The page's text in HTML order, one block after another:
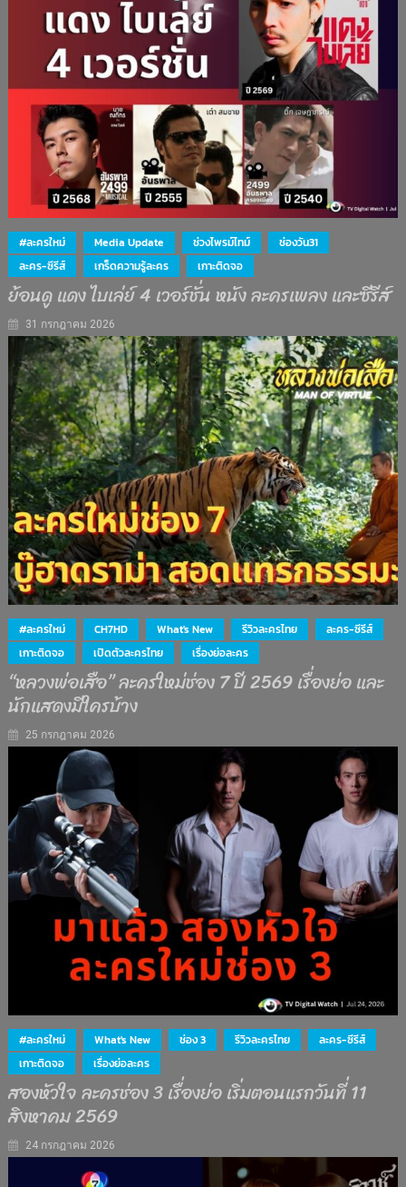
#ละครใหม่ Media Update ช่วงไพรม์ไทม์
ช่องวัน31
ละคร-ซีรีส์
เกร็ดความรู้ละคร เกาะติดจอ
ย้อนดู แดง ไบเล่ย์ 4 เวอร์ชั่น หนัง ละครเพลง และซีรีส์
31 กรกฎาคม 2026
#ละครใหม่ CH7HD What's New รีวิวละครไทย
ละคร-ซีรีส์
เกาะติดจอ
เปิดตัวละครไทย เรื่องย่อละคร
“หลวงพ่อเสือ” ละครใหม่ช่อง 7 ปี 2569 เรื่องย่อ และ
นักแสดงมีใครบ้าง
25 กรกฎาคม 2026
#ละครใหม่ What's New ช่อง 3 รีวิวละครไทย
ละคร-ซีรีส์
เกาะติดจอ
เรื่องย่อละคร
สองหัวใจ ละครช่อง 3 เรื่องย่อ เริ่มตอนแรกวันที่ 11
สิงหาคม 2569
24 กรกฎาคม 2026